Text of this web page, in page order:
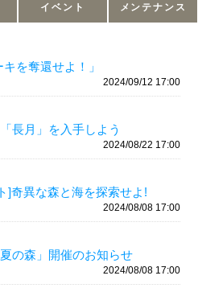
イベント メンテナンス
を奪還せよ！」
2024/09/12 17:00
長月」を入手しよう
2024/08/22 17:00
]奇異な森と海を探索せよ!
2024/08/08 17:00
の森」開催のお知らせ
2024/08/08 17:00